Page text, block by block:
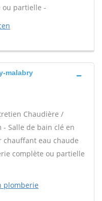
ou partielle -
malabry
Chaudière /
- Salle de bain clé en
chauffant eau chaude
complète ou partielle
plomberie